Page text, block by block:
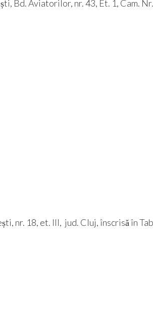
Bd. Aviatorilor, nr. 43, Et. 1, Cam.
nr. 18, et. III, jud. Cluj, înscrisă în